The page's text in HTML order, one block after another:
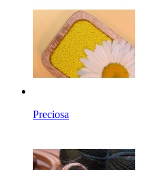
Preciosa